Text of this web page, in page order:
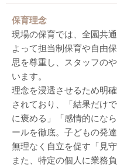
保育理念
現場の保育では、全園共
よって担当制保育や自由
思を尊重し、スタッフの
います。
理念を浸透させるため明
されており、「結果だけ
に褒める」「感情的にな
ールを徹底。子どもの発
無理なく自立を促す「見
また、特定の個人に業務